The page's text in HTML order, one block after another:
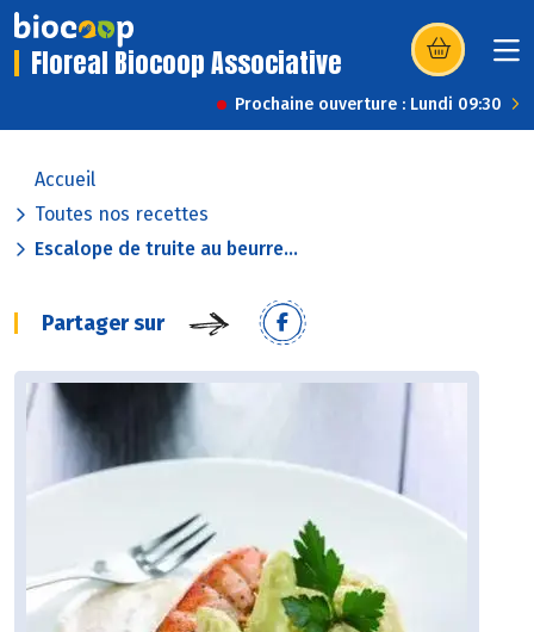
Floreal Biocoop Associative (s’ouvre dans
Prochaine ouverture : Lundi 09:30
Accueil
Toutes nos recettes
Escalope de truite au beurre...
Partager sur